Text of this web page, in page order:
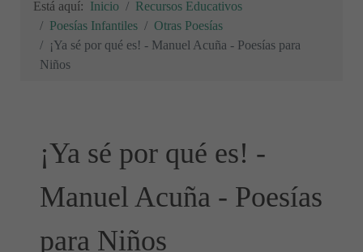
Está aquí: Inicio
Recursos Educativos
Poesías Infantiles
Otras Poesías
¡Ya sé por qué es! - Manuel Acuña - Poesías para
Niños
¡Ya sé por qué es! -
Manuel Acuña - Poesías
para Niños